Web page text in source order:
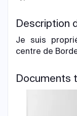
Description
Je suis
centre de
Documents